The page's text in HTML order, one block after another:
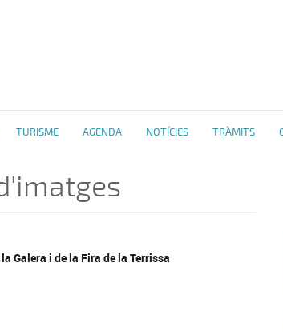
TURISME AGENDA NOTÍCIES TRÀMITS
Galera i de la Fira de la Terrissa